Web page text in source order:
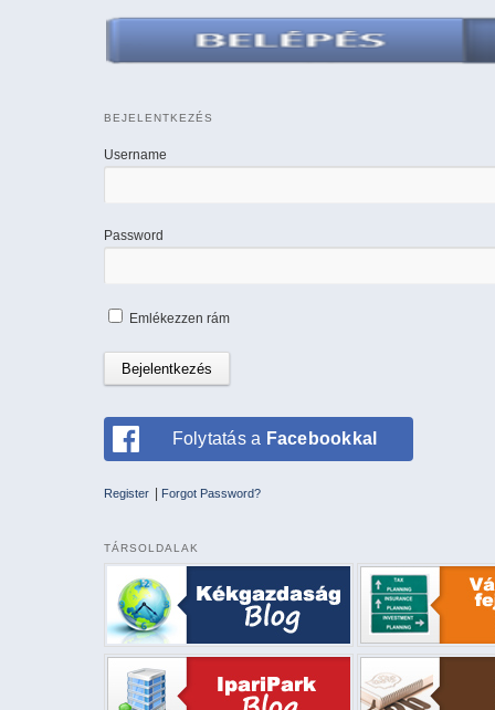
BEJELENTKEZÉS
Username
Password
Emlékezzen rám
Folytatás a Facebookkal
Register Forgot Password?
TÁRSOLDALAK